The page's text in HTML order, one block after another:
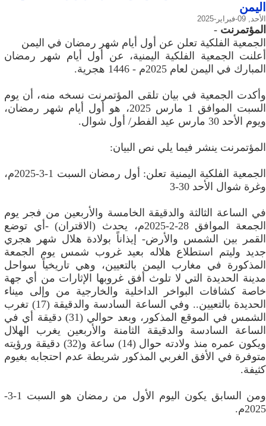
اليمن
الأحد, 09-فبراير-2025
المؤتمرنت -
الجمعية الفلكية تعلن عن أول أيام شهر رمضان في اليمن
أعلنت الجمعية الفلكية اليمنية، عن أول أيام شهر رمضان
المبارك في اليمن لعام 2025م - 1446 هجرية.
وأكدت الجمعية في بيان تلقى المؤتمرنت نسخه منه، أن يوم
السبت الموافق 1 مارس 2025، هو أول أيام شهر رمضان،
ويوم الأحد 30 مارس عيد الفطر/ أول شوال.
المؤتمرنت ينشر فيما يلي نص البيان:
الجمعية الفلكية اليمنية تعلن: أول رمضان السبت 1-3-2025م،
وغرة شوال الأحد 30-3
في الساعة الثالثة والدقيقة الخامسة والأربعين من فجر يوم
الجمعة الموافق 28-2-2025م، يحدث (الاقتران) -أي توضع
القمر بين الشمس والأرض- إيذاناً بولادة هلال شهر هجري
جديد وليتم استطلاع هلاله بعيد غروب شمس يوم الجمعة
المذكورة في مغارب اليمن بالتعيين، وهي تاريخياً سواحل
مدينة الحديدة التي لا تلوث أفق غروبها الإثارات من أي جهة
خاصة كشافات البواخر الداخلية والخارجية من وإلى ميناء
الحديدة بالتعيين.. وفي الساعة السادسة والدقيقة (17) تغرب
الشمس في الموقع المذكور، وبعد حوالي (31) دقيقة أي في
الساعة السادسة والدقيقة الثامنة والأربعين يغرب الهلال
ويكون عمره منذ ولادته حوال (14) ساعة و(32) دقيقة ورؤيته
متوفرة في الأفق الغربي المذكور شريطة عدم احتجابه بغيوم
كثيفة.
ومن السابق يكون اليوم الأول من رمضان هو السبت 1-3-
2025م.